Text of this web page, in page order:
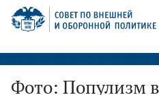
Перейти
СВОП
Фото: Популизм